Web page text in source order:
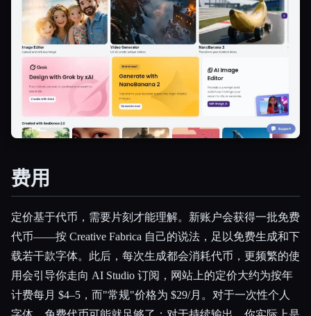
费用
定价基于代币，需要片刻才能理解。新账户会获得一批免费
代币——按 Creative Fabrica 自己的说法，足以免费生成和下
载若干款字体。此后，每次生成都会消耗代币，更频繁的使
用会引导你走向 AI Studio 订阅，网站上的定价大约为按年
计费每月 $4–5，而"常规"价格为 $29/月。对于一次性个人